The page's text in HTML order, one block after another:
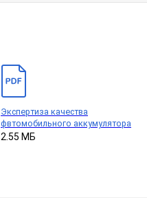
Экспертиза качества
фвтомобильного аккумулятора
2.55 МБ